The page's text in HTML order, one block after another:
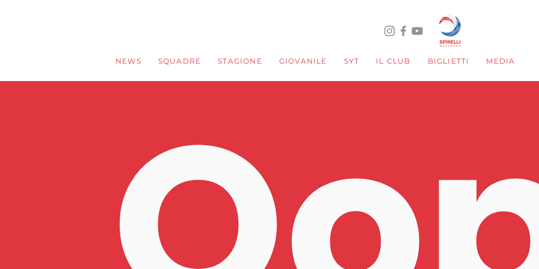
NEWS SQUADRE STAGIONE GIOVANILE SYT IL CLUB BIGLIETTI MEDIA